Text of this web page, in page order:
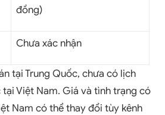
đồng)
Chưa xác nhận
tại Trung Quốc, chưa có lịch
Việt Nam. Giá và tình trạng có
Nam có thể thay đổi tùy kênh